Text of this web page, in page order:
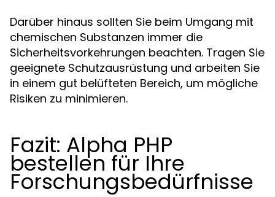
Darüber hinaus sollten Sie beim Umgang mit
chemischen Substanzen immer die
Sicherheitsvorkehrungen beachten. Tragen Sie
geeignete Schutzausrüstung und arbeiten Sie
in einem gut belüfteten Bereich, um mögliche
Risiken zu minimieren.
Fazit: Alpha PHP
bestellen für Ihre
Forschungsbedürfnisse